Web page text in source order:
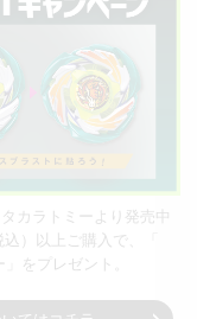
カラトミーより発売中
）以上ご購入で、「
をプレゼント。